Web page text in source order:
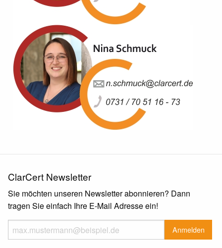
ClarCert Newsletter
Sie möchten unseren Newsletter abonnieren? Dann
tragen Sie einfach Ihre E-Mail Adresse ein!